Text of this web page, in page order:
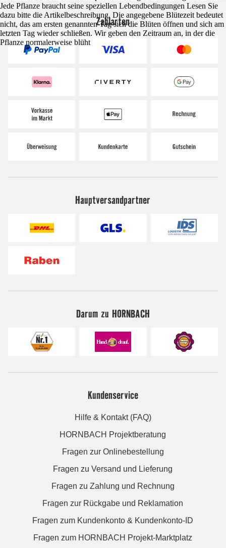
Jede Pflanze braucht seine speziellen Lebendbedingungen Lesen Sie
dazu bitte die Artikelbeschreibung. Die angegebene Blütezeit bedeutet
nicht, das am ersten genannten Tag sich die Blüten öffnen und sich am
letzten Tag wieder schließen. Wir geben den Zeitraum an, in der die
Pflanze normalerweise blüht
Zahlarten
Hauptversandpartner
Darum zu HORNBACH
Kundenservice
Hilfe & Kontakt (FAQ)
HORNBACH Projektberatung
Fragen zur Onlinebestellung
Fragen zu Versand und Lieferung
Fragen zu Zahlung und Rechnung
Fragen zur Rückgabe und Reklamation
Fragen zum Kundenkonto & Kundenkonto-ID
Fragen zum HORNBACH Projekt-Marktplatz